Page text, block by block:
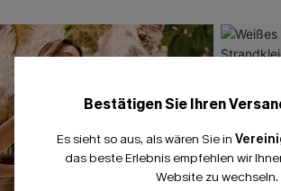
Bestätigen Sie Ihren
Es sieht so aus, als wären Sie in
das beste Erlebnis empfehlen wir
Website zu wechseln.